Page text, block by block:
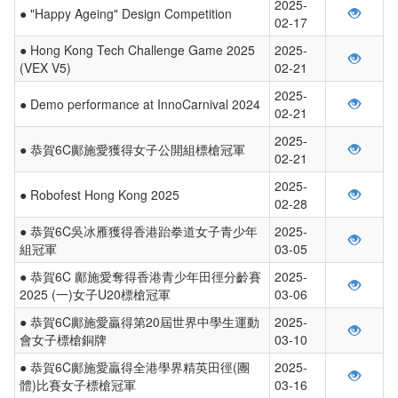
● "Happy Ageing" Design Competition
2025-
02-17
● Hong Kong Tech Challenge Game 2025
(VEX V5)
2025-
02-21
● Demo performance at InnoCarnival 2024
2025-
02-21
● 恭賀6C鄺施愛獲得女子公開組標槍冠軍
2025-
02-21
● Robofest Hong Kong 2025
2025-
02-28
● 恭賀6C吳冰雁獲得香港跆拳道女子青少年
組冠軍
2025-
03-05
● 恭賀6C 鄺施愛奪得香港青少年田徑分齡賽
2025 (一)女子U20標槍冠軍
2025-
03-06
● 恭賀6C鄺施愛贏得第20屆世界中學生運動
會女子標槍銅牌
2025-
03-10
● 恭賀6C鄺施愛贏得全港學界精英田徑(團
體)比賽女子標槍冠軍
2025-
03-16